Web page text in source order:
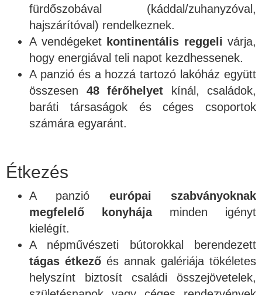
fürdőszobával (káddal/zuhanyzóval,
hajszárítóval) rendelkeznek.
A vendégeket kontinentális reggeli várja,
hogy energiával teli napot kezdhessenek.
A panzió és a hozzá tartozó lakóház együtt
összesen 48 férőhelyet kínál, családok,
baráti társaságok és céges csoportok
számára egyaránt.
Étkezés
A panzió európai szabványoknak
megfelelő konyhájaminden igényt
kielégít.
A népművészeti bútorokkal berendezett
tágas étkező és annak galériája tökéletes
helyszínt biztosít családi összejövetelek,